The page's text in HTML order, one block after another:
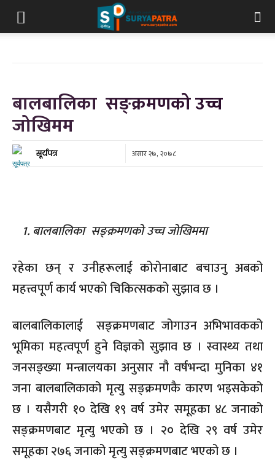
बालबालिका सङ्क्रमणको उच्च
जोखिमम
सूर्यपत्र असार २७, २०७८
बालबालिका सङ्क्रमणको उच्च जोखिममा
रहेका छन् र उनीहरूलाई कोरोनाबाट बचाउनु अबको
महत्त्वपूर्ण कार्य भएको चिकित्सकको सुझाव छ ।
बालबालिकालाई सङ्क्रमणबाट जोगाउन अभिभावकको
भूमिका महत्वपूर्ण हुने विज्ञको सुझाव छ । स्वास्थ्य तथा
जनसङ्ख्या मन्त्रालयका अनुसार नौ वर्षभन्दा मुनिका ४१
जना बालबालिकाको मृत्यु सङ्क्रमणकै कारण भइसकेको
छ । यसैगरी १० देखि १९ वर्ष उमेर समूहका ४८ जनाको
सङ्क्रमणबाट मृत्यु भएको छ । २० देखि २९ वर्ष उमेर
समूहका २७६ जनाको मृत्यु सङ्क्रमणबाट भएको छ ।